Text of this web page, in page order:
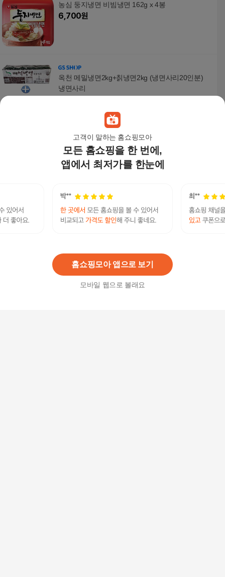
고객이 말하는 홈쇼핑모아
모든 홈쇼핑을 한 번에,
앱에서 최저가를 한눈에
홈쇼핑모아 앱으로 보기
모바일 웹으로 볼래요
농심 둥지냉면 비빔냉면 162g x 4봉
6,700원
옥천 메밀냉면2kg+칡냉면2kg (냉면사리20인분)
냉면사리
청수 냉면사리 5인분 650G
6,800 원
옥천 냉면육수-1박스(350g x30봉) 냉면 전문용